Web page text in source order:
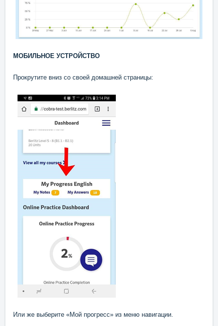
МОБИЛЬНОЕ УСТРОЙСТВО
Прокрутите вниз со своей домашней страницы:
Или же выберите «Мой прогресс» из меню навигации.